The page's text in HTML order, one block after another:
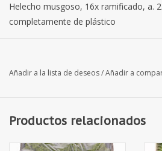
Helecho musgoso, 16x ramificado, a.
completamente de plástico
Añadir a la lista de deseos/Añadir a
Productos relacionados